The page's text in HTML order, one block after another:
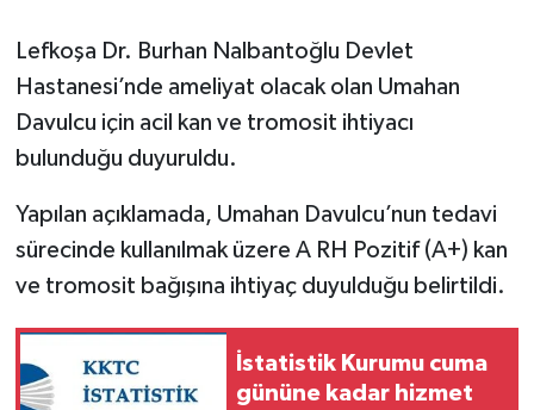
Lefkoşa Dr. Burhan Nalbantoğlu Devlet
Hastanesi’nde ameliyat olacak olan Umahan
Davulcu için acil kan ve tromosit ihtiyacı
bulunduğu duyuruldu.
Yapılan açıklamada, Umahan Davulcu’nun tedavi
sürecinde kullanılmak üzere A RH Pozitif (A+) kan
ve tromosit bağışına ihtiyaç duyulduğu belirtildi.
İstatistik Kurumu cuma
gününe kadar hizmet